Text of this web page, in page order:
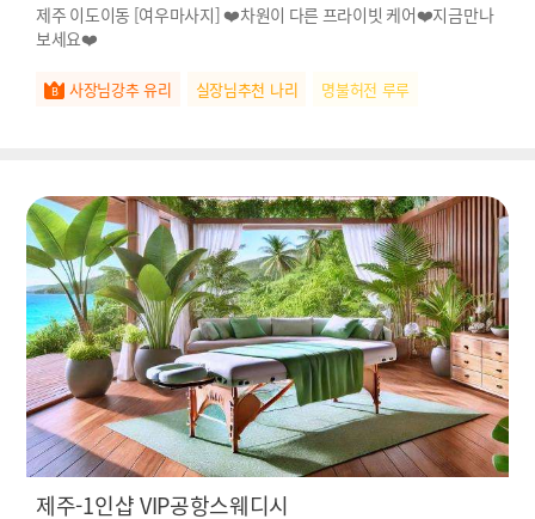
제주 이도이동 [여우마사지] ❤️차원이 다른 프라이빗 케어❤️지금만나
보세요❤️
사장님강추 유리 실장님추천 나리 명불허전 루루
제주-1인샵 VIP공항스웨디시